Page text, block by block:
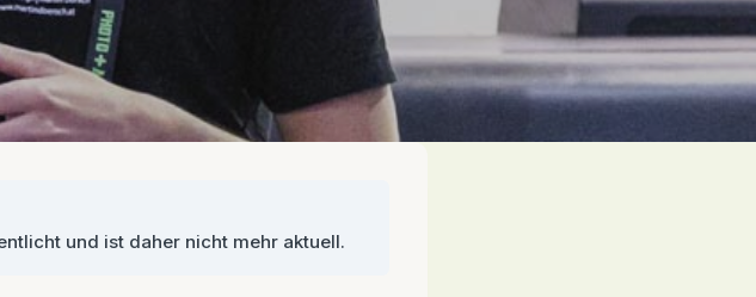
und ist daher nicht mehr aktuell.